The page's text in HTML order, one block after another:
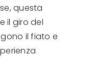
questa
il giro del
il fiato e